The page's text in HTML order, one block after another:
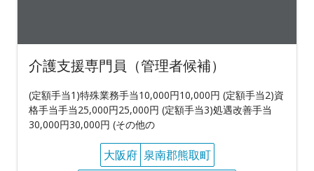
介護支援専門員（管理者候補）
(定額手当1)特殊業務手当10,000円10,000円 (定額手当2)資
格手当手当25,000円25,000円 (定額手当3)処遇改善手当
30,000円30,000円 (その他の
大阪府 泉南郡熊取町